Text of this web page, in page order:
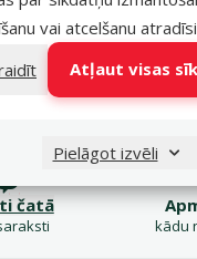
vai atcelšanu atradīsi
Atļaut visas
Pielāgot izvēli
čatā
kādu